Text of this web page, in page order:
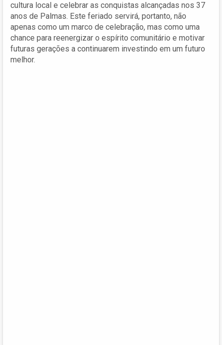
cultura local e celebrar as conquistas alcançadas nos 37
anos de Palmas. Este feriado servirá, portanto, não
apenas como um marco de celebração, mas como uma
chance para reenergizar o espírito comunitário e motivar
futuras gerações a continuarem investindo em um futuro
melhor.